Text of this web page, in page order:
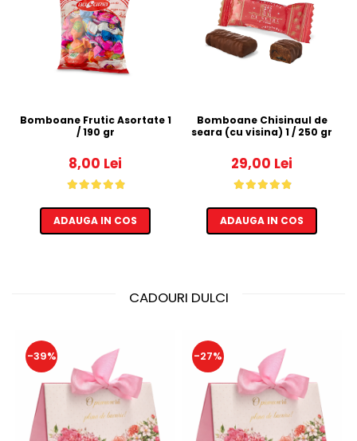
Bomboane Frutic Asortate 1
/ 190 gr
8,00 Lei
ADAUGA IN COS
Bomboane Chisinaul de
seara (cu visina) 1 / 250 gr
29,00 Lei
ADAUGA IN COS
CADOURI DULCI
-39% -27%